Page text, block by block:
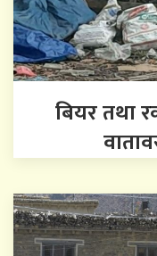
बियर तथा